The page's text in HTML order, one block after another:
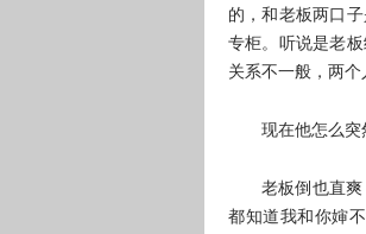
的，和老板两口
专柜。听说是老
关系不一般，两个
现在他怎么突
老板倒也直
都知道我和你婶